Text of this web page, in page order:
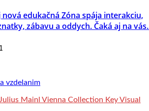
nová edukačná Zóna spája interakciu,
zábavu a oddych. Čaká aj na